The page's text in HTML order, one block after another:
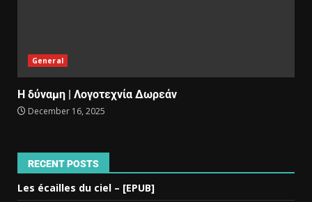
General
Η δύναμη | Λογοτεχνία Δωρεάν
December 16, 2025
RECENT POSTS
Les écailles du ciel – [EPUB]